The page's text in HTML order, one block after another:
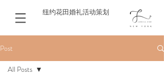
纽约花田婚礼活动策划
Post
All Posts